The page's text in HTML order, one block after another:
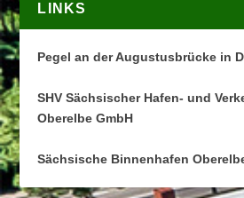
LINKS
Pegel an der Augustusbrücke in
SHV Sächsischer Hafen- und
Oberelbe GmbH
Sächsische Binnenhafen